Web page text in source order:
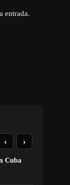
entrada.
Cuba
‹ ›